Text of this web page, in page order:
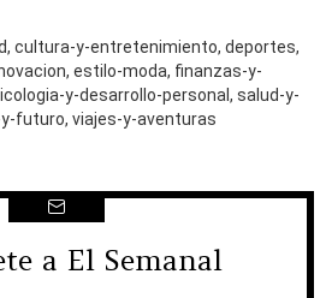
cultura-y-entretenimiento, deportes,
estilo-moda, finanzas-y-
y-desarrollo-personal, salud-y-
futuro, viajes-y-aventuras
a El Semanal